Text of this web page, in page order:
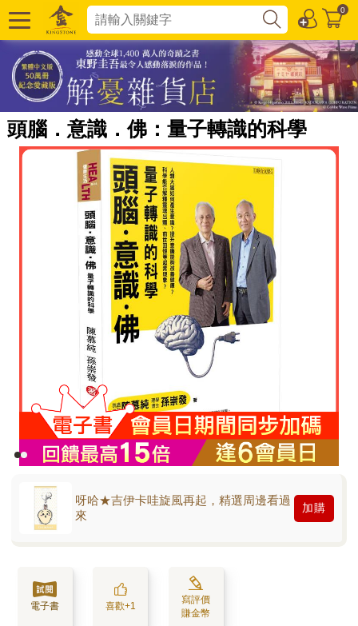
0
頭腦．意識．佛：量子轉識的科學
呀哈★吉伊卡哇旋風再起，精選周邊看過
來
加購
電子書 喜歡+1
寫評價
賺金幣